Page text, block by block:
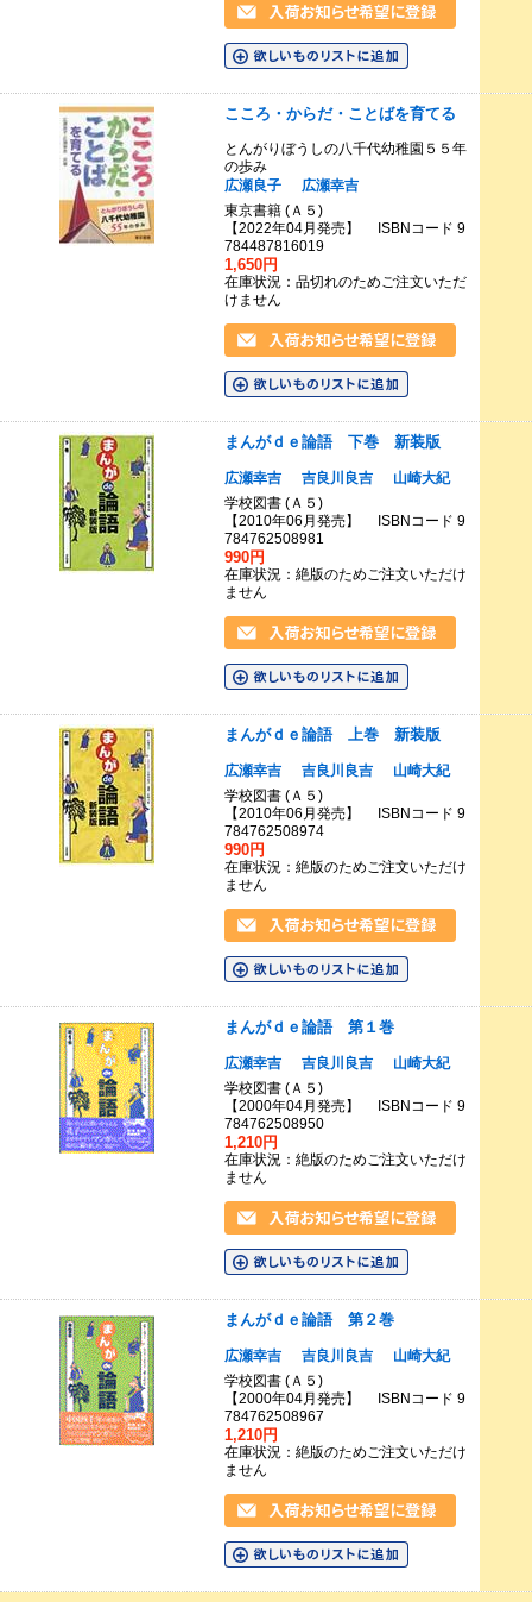
こころ・からだ・ことばを育てる
とんがりぼうしの八千代幼稚園５５年
の歩み
広瀬良子
広瀬幸吉
東京書籍 (Ａ５)
【2022年04月発売】 ISBNコード 9
784487816019
1,650円
在庫状況：品切れのためご注文いただ
けません
まんがｄｅ論語 下巻 新装版
広瀬幸吉 吉良川良吉
山崎大紀
学校図書 (Ａ５)
【2010年06月発売】 ISBNコード 9
784762508981
990円
在庫状況：絶版のためご注文いただけ
ません
まんがｄｅ論語 上巻 新装版
広瀬幸吉 吉良川良吉
山崎大紀
学校図書 (Ａ５)
【2010年06月発売】 ISBNコード 9
784762508974
990円
在庫状況：絶版のためご注文いただけ
ません
まんがｄｅ論語 第１巻
広瀬幸吉 吉良川良吉
山崎大紀
学校図書 (Ａ５)
【2000年04月発売】 ISBNコード 9
784762508950
1,210円
在庫状況：絶版のためご注文いただけ
ません
まんがｄｅ論語 第２巻
広瀬幸吉 吉良川良吉
山崎大紀
学校図書 (Ａ５)
【2000年04月発売】 ISBNコード 9
784762508967
1,210円
在庫状況：絶版のためご注文いただけ
ません